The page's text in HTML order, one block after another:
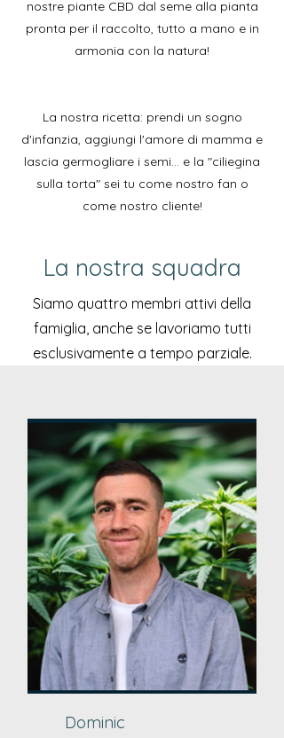
nostre piante CBD dal seme alla pianta
pronta per il raccolto, tutto a mano e in
armonia con la natura!
La nostra ricetta: prendi un sogno
d'infanzia, aggiungi l'amore di mamma e
lascia germogliare i semi... e la "ciliegina
sulla torta" sei tu come nostro fan o
come nostro cliente!
La nostra squadra
Siamo quattro membri attivi della
famiglia, anche se lavoriamo tutti
esclusivamente a tempo parziale.
Dominic